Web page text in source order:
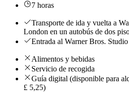
7 horas
Transporte de ida y vuelta a
London en un autobús de dos
Entrada al Warner Bros.
Alimentos y bebidas
Servicio de recogida
Guía digital (disponible para
£ 5,25)